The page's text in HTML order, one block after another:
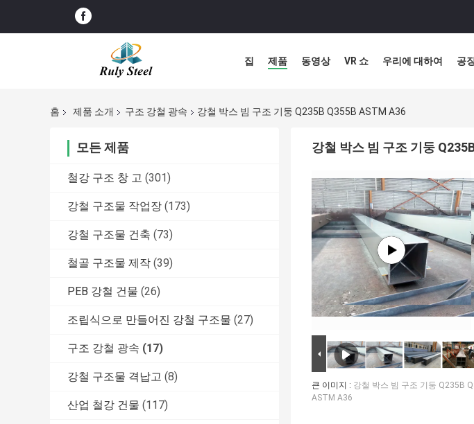
집 제품 동영상 VR 쇼 우리에 대하여 공
홈 제품 소개 구조 강철 광속 강철 박스 빔 구조 기둥 Q235B Q355B ASTM A36
모든 제품
철강 구조 창 고 (301)
강철 구조물 작업장 (173)
강철 구조물 건축 (73)
철골 구조물 제작 (39)
PEB 강철 건물 (26)
조립식으로 만들어진 강철 구조물 (27)
구조 강철 광속 (17)
강철 구조물 격납고 (8)
산업 철강 건물 (117)
강철 박스 빔 구조 기둥
큰 이미지 : 강철 박스 빔 구조 기둥 Q235B
ASTM A36